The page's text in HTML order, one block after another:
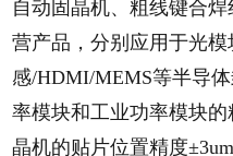
自动固晶机、粗线键合
营产品，分别应用于光
感/HDMI/MEMS等半导
率模块和工业功率模块
晶机的贴片位置精度